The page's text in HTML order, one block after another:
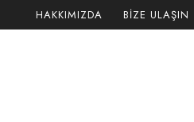
to
HAKKIMIZDA BIZE ULAŞIN